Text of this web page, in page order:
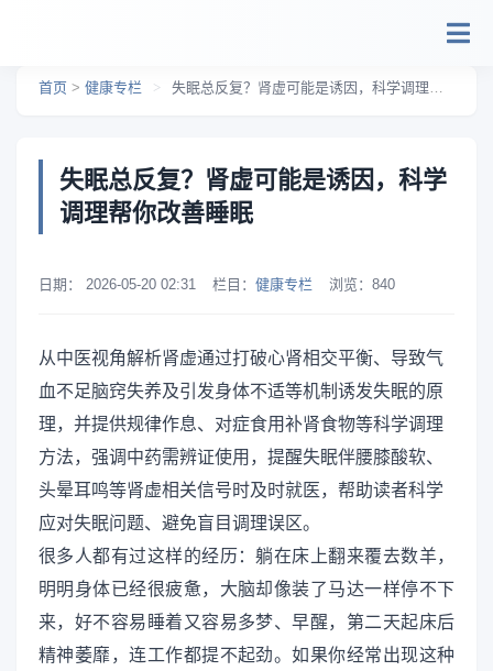
首页 > 健康专栏 > 失眠总反复？肾虚可能是诱因，科学调理帮你改善睡眠
失眠总反复？肾虚可能是诱因，科学
调理帮你改善睡眠
日期： 2026-05-20 02:31 栏目： 健康专栏 浏览： 840
从中医视角解析肾虚通过打破心肾相交平衡、导致气
血不足脑窍失养及引发身体不适等机制诱发失眠的原
理，并提供规律作息、对症食用补肾食物等科学调理
方法，强调中药需辨证使用，提醒失眠伴腰膝酸软、
头晕耳鸣等肾虚相关信号时及时就医，帮助读者科学
应对失眠问题、避免盲目调理误区。
很多人都有过这样的经历：躺在床上翻来覆去数羊，
明明身体已经很疲惫，大脑却像装了马达一样停不下
来，好不容易睡着又容易多梦、早醒，第二天起床后
精神萎靡，连工作都提不起劲。如果你经常出现这种